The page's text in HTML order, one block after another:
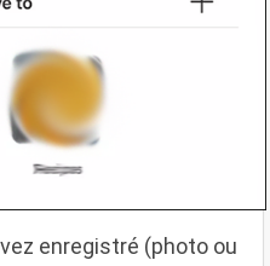
enregistré (photo ou